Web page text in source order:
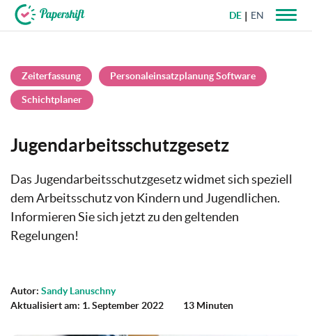
DE EN
Zeiterfassung Personaleinsatzplanung Software
Schichtplaner
Jugendarbeitsschutzgesetz
Das Jugendarbeitsschutzgesetz widmet sich speziell
dem Arbeitsschutz von Kindern und Jugendlichen.
Informieren Sie sich jetzt zu den geltenden
Regelungen!
Autor: Sandy Lanuschny
Aktualisiert am: 1. September 2022
13 Minuten